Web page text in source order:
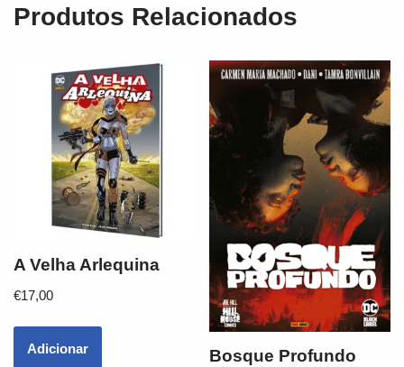
Produtos Relacionados
A Velha Arlequina
€17,00
Adicionar Bosque Profundo